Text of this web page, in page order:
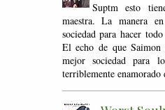
Suptm esto
maestra. La manera
sociedad para hacer
El echo de que Saimon
mejor sociedad para
terriblemente enamorado